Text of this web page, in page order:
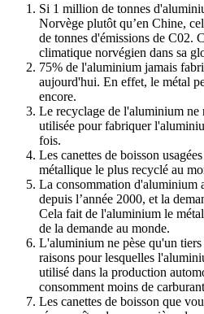
Si 1 million de tonnes
Norvège plutôt qu’en Chine,
de tonnes d'émissions de C02.
climatique norvégien dans sa
75% de l'aluminium jamais
aujourd'hui. En effet, le métal
encore.
Le recyclage de l'aluminium ne
utilisée pour fabriquer
fois.
Les canettes de boisson
métallique le plus recyclé au
La consommation d'aluminium
depuis l’année 2000, et la
Cela fait de l'aluminium le
de la demande au monde.
L'aluminium ne pèse qu'un
raisons pour lesquelles
utilisé dans la production
consomment moins de
Les canettes de boisson que